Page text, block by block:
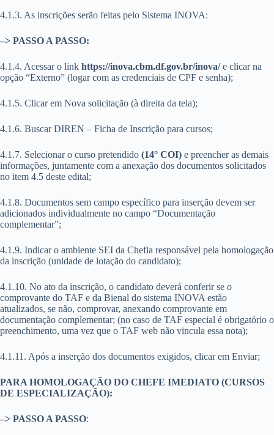
4.1.3. As inscrições serão feitas pelo Sistema INOVA:
–> PASSO A PASSO:
4.1.4. Acessar o link https://inova.cbm.df.gov.br/inova/e clicar na
opção “Externo” (logar com as credenciais de CPF e senha);
4.1.5. Clicar em Nova solicitação (à direita da tela);
4.1.6. Buscar DIREN – Ficha de Inscrição para cursos;
4.1.7. Selecionar o curso pretendido (14° COI) e preencher as demais
informações, juntamente com a anexação dos documentos solicitados
no item 4.5 deste edital;
4.1.8. Documentos sem campo específico para inserção devem ser
adicionados individualmente no campo “Documentação
complementar”;
4.1.9. Indicar o ambiente SEI da Chefia responsável pela homologação
da inscrição (unidade de lotação do candidato);
4.1.10. No ato da inscrição, o candidato deverá conferir se o
comprovante do TAF e da Bienal do sistema INOVA estão
atualizados, se não, comprovar, anexando comprovante em
documentação complementar; (no caso de TAF especial é obrigatório o
preenchimento, uma vez que o TAF web não vincula essa nota);
4.1.11. Após a inserção dos documentos exigidos, clicar em Enviar;
PARA HOMOLOGAÇÃO DO CHEFE IMEDIATO (CURSOS
DE ESPECIALIZAÇÃO):
–> PASSO A PASSO: